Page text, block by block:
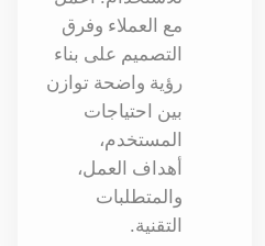
مع العملاء وفرق
التصميم على بناء
رؤية واضحة توازن
بين احتياجات
المستخدم،
أهداف العمل،
والمتطلبات
التقنية.